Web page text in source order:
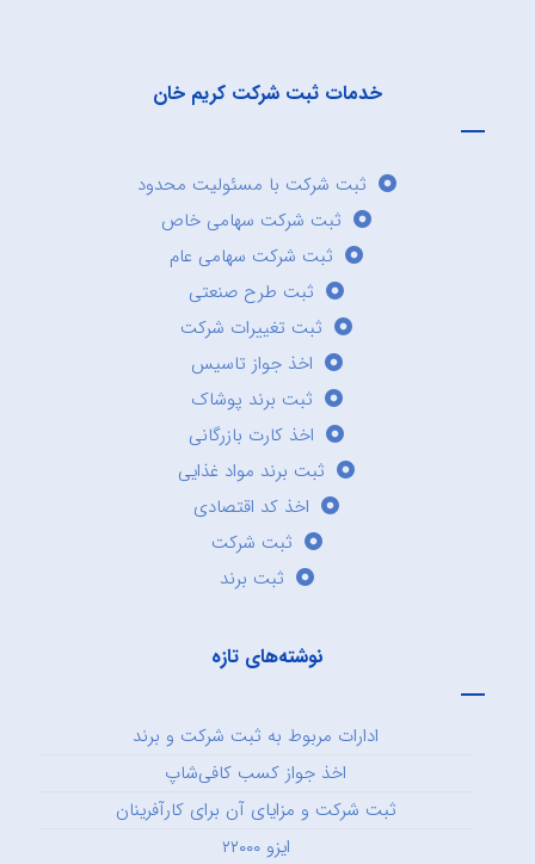
خدمات ثبت شرکت کریم خان
ثبت شرکت با مسئولیت محدود
ثبت شرکت سهامی خاص
ثبت شرکت سهامی عام
ثبت طرح صنعتی
ثبت تغییرات شرکت
اخذ جواز تاسیس
ثبت برند پوشاک
اخذ کارت بازرگانی
ثبت برند مواد غذایی
اخذ کد اقتصادی
ثبت شرکت
ثبت برند
نوشته‌های تازه
ادارات مربوط به ثبت شرکت و برند
اخذ جواز کسب کافی‌شاپ
ثبت شرکت و مزایای آن برای کارآفرینان
ایزو ۲۲۰۰۰